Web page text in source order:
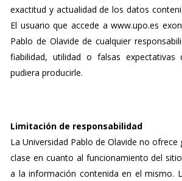
exactitud y actualidad de los datos
El usuario que accede a www.upo.es
Pablo de Olavide de cualquier
fiabilidad, utilidad o falsas
pudiera producirle.
Limitación de responsabilidad
La Universidad Pablo de Olavide no ofrece
clase en cuanto al funcionamiento del
a la información contenida en el mismo.